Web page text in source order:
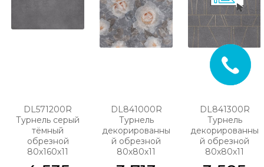
DL571200R
Турнель серый
тёмный
обрезной
80х160х11
DL841000R
Турнель
декорированны
й обрезной
80х80х11
DL841300R
Турнель
декорированны
й обрезной
80х80х11